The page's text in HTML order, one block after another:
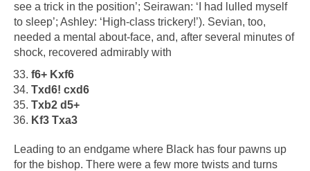
see a trick in the position’; Seirawan: ‘I had lulled myself
to sleep’; Ashley: ‘High-class trickery!’). Sevian, too,
needed a mental about-face, and, after several minutes of
shock, recovered admirably with
f6+ Kxf6
Txd6! cxd6
Txb2 d5+
Kf3 Txa3
Leading to an endgame where Black has four pawns up
for the bishop. There were a few more twists and turns